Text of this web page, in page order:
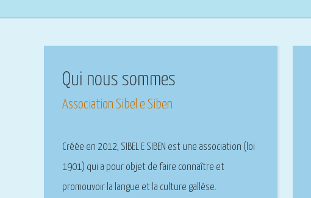
Qui nous sommes
Association Sibel e Siben
Créée en 2012, SIBEL E SIBEN est une association ( loi
1901) qui a pour objet de faire connaître et
promouvoir la langue et la culture gallèse.